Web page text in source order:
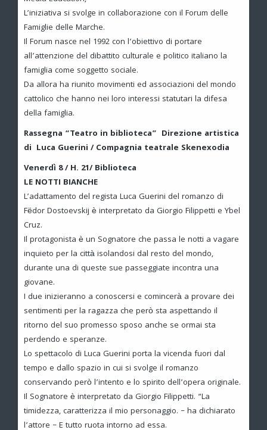
L’iniziativa si svolge in collaborazione con il Forum delle
Famiglie delle Marche.
Il Forum nasce nel 1992 con l’obiettivo di portare
all’attenzione del dibattito culturale e politico italiano la
famiglia come soggetto sociale.
Da allora ha riunito movimenti ed associazioni del mondo
cattolico che hanno nei loro interessi statutari la difesa
della famiglia.
Rassegna “Teatro in biblioteca” Direzione artistica
di Luca Guerini / Compagnia teatrale Skenexodia
Venerdì 8 / H. 21/ Biblioteca
LE NOTTI BIANCHE
L’adattamento del regista Luca Guerini del romanzo di
Fëdor Dostoevskij è interpretato da Giorgio Filippetti e Ybel
Cruz.
Il protagonista è un Sognatore che passa le notti a vagare
inquieto per la città isolandosi dal resto del mondo,
durante una di queste sue passeggiate incontra una
giovane.
I due inizieranno a conoscersi e comincerà a provare dei
sentimenti per la ragazza che però sta aspettando il
ritorno del suo promesso sposo anche se ormai sta
perdendo e speranze.
Lo spettacolo di Luca Guerini porta la vicenda fuori dal
tempo e dallo spazio in cui si svolge il romanzo
conservando però l’intento e lo spirito dell’opera originale.
Il Sognatore è interpretato da Giorgio Filippetti. “La
timidezza, caratterizza il mio personaggio. – ha dichiarato
l’attore – E tutto ruota intorno ad essa.